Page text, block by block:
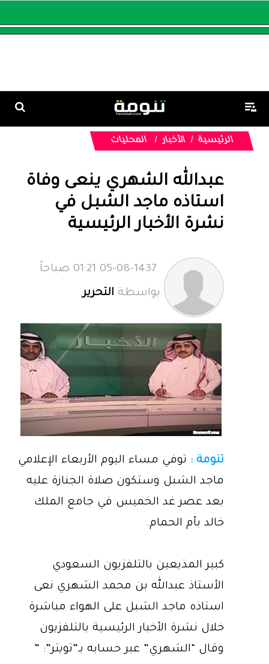
الرئيسية الأخبار المحليات
عبدالله الشهري ينعى وفاة
استاذه ماجد الشبل في
نشرة الأخبار الرئيسية
بواسطة التحرير
تنومة : توفي مساء اليوم الأربعاء الإعلامي
ماجد الشبل وستكون صلاة الجنازة عليه
بعد عصر غد الخميس في جامع الملك
خالد بأم الحمام.
كبير المذيعين بالتلفزيون السعودي
الأستاذ عبدالله بن محمد الشهري نعى
استاذه ماجد الشبل على الهواء مباشرة
خلال نشرة الأخبار الرئيسية بالتلفزيون
وقال “الشهري” عبر حسابه بـ”تويتر”: ”